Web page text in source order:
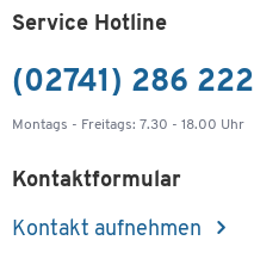
Service Hotline
(02741) 286 222
Montags - Freitags: 7.30 - 18.00 Uhr
Kontaktformular
Kontakt aufnehmen